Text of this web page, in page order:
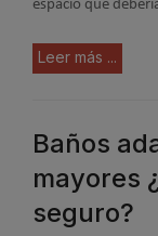
espacio que
Leer más ...
Baños
mayores
seguro?